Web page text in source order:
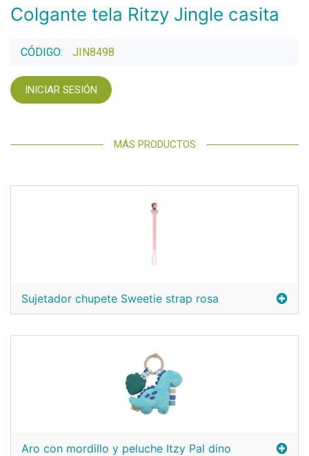
Colgante tela Ritzy Jingle casita
CÓDIGO: JIN8498
INICIAR SESIÓN
MÁS PRODUCTOS
Sujetador chupete Sweetie strap rosa
Aro con mordillo y peluche Itzy Pal dino